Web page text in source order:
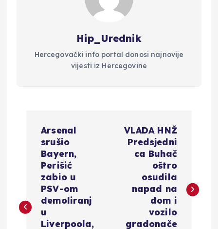
Hip_Urednik
Hercegovački info portal donosi najnovije
vijesti iz Hercegovine
g
Arsenal
srušio
Bayern,
Perišić
zabio u
PSV-om
demoliranj
u
Liverpoola,
VLADA HNŽ
Predsjedni
ca Buhač
oštro
osudila
napad na
dom i
vozilo
gradonače